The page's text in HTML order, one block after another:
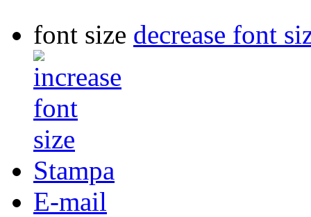
font size decrease font
Stampa
E-mail